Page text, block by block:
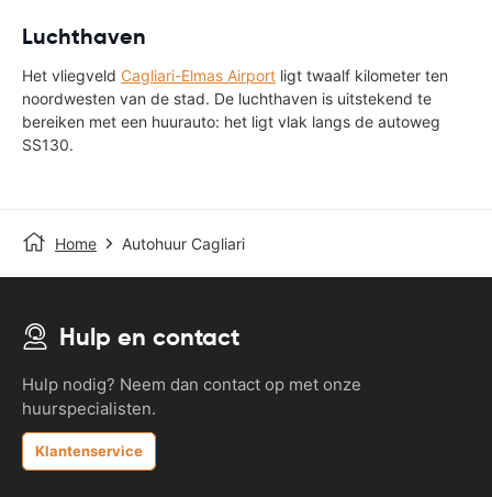
Luchthaven
Het vliegveld Cagliari-Elmas Airport ligt twaalf kilometer ten
noordwesten van de stad. De luchthaven is uitstekend te
bereiken met een huurauto: het ligt vlak langs de autoweg
SS130.
Home Autohuur Cagliari
Hulp en contact
Hulp nodig? Neem dan contact op met onze
huurspecialisten.
Klantenservice